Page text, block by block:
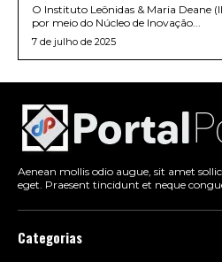
O Instituto Leônidas & Maria Deane
por meio do Núcleo de Inovação...
7 de julho de 2025
Aenean mollis odio augue, sit amet
eget. Praesent tincidunt et neque
Categorias